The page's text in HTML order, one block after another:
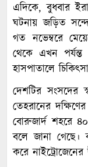
এদিকে, বুধবার
ঘটনায় জড়িত
গত নভেম্বরে
থেকে এখন পর্যন্ত
হাসপাতালে
দেশটির সংসদের
তেহরানের
বোরুজার্দ শহরে
বলে জানা গেছে।
করে নাইট্রোজেনের